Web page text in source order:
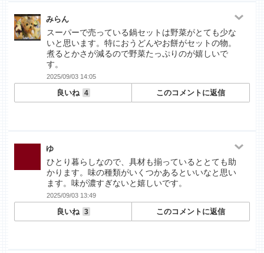
みらん
スーパーで売っている鍋セットは野菜がとても少な
いと思います。特におうどんやお餅がセットの物。
煮るとかさが減るので野菜たっぷりのが嬉しいで
す。
2025/09/03 14:05
良いね 4 このコメントに返信
ゆ
ひとり暮らしなので、具材も揃っているととても助
かります。味の種類がいくつかあるといいなと思い
ます。味が濃すぎないと嬉しいです。
2025/09/03 13:49
良いね 3 このコメントに返信